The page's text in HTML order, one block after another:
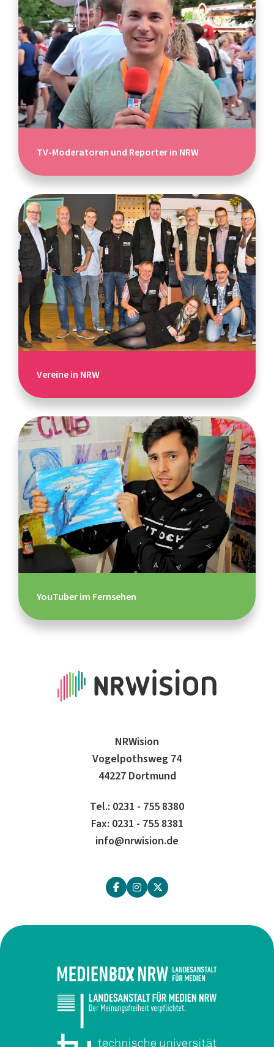
TV-Moderatoren und Reporter in NRW
Vereine in NRW
YouTuber im Fernsehen
NRWision
Vogelpothsweg 74
44227 Dortmund
Tel.: 0231 - 755 8380
Fax: 0231 - 755 8381
info@nrwision.de